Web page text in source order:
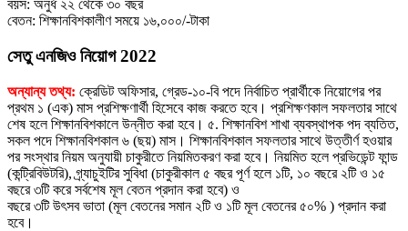
বয়স: অনুর্ধ ২২ থেকে ৩০ বছর
বেতন: শিক্ষানবিশকালীণ সময়ে ১৬,০০০/-টাকা
সেতু এনজিও নিয়োগ 2022
অন্যান্য তথ্য: ক্রেডিট অফিসার, গ্রেড-১০-বি পদে নির্বাচিত প্রার্থীকে নিয়ােগের পর
প্রথম ১ (এক) মাস প্রশিক্ষণার্থী হিসেবে কাজ করতে হবে। প্রশিক্ষণকাল সফলতার সাথে
শেষ হলে শিক্ষানবিশকালে উন্নীত করা হবে। ৫. শিক্ষানবিশ শাখা ব্যবস্থাপক পদ ব্যতিত,
সকল পদে শিক্ষানবিশকাল ৬ (ছয়) মাস। শিক্ষানবিশকাল সফলতার সাথে উত্তীর্ণ হওয়ার
পর সংস্থার নিয়ম অনুযায়ী চাকুরীতে নিয়মিতকরণ করা হবে। নিয়মিত হলে প্রভিডেন্ট ফান্ড
(কন্ট্রিবিউটরি), গ্র্যাচুইটির সুবিধা (চাকুরীকাল ৫ বছর পূর্ণ হলে ১টি, ১০ বছরে ২টি ও ১৫
বছরে ৩টি করে সর্বশেষ মূল বেতন প্রদান করা হবে) ও
বছরে ৩টি উৎসব ভাতা (মূল বেতনের সমান ২টি ও ১টি মূল বেতনের ৫০% ) প্রদান করা
হবে।